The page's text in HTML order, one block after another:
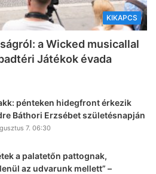
KIKAPCS
a Wicked musicallal
Játékok évada
pénteken hidegfront érkezik
Báthori Erzsébet születésnapján
7. 06:30
a palatetőn pattognak,
az udvarunk mellett” –